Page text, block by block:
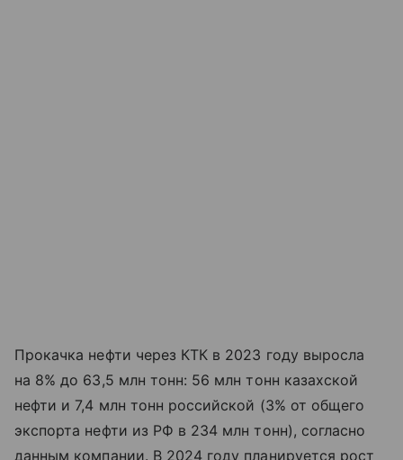
Прокачка нефти через КТК в 2023 году выросла
на 8% до 63,5 млн тонн: 56 млн тонн казахской
нефти и 7,4 млн тонн российской (3% от общего
экспорта нефти из РФ в 234 млн тонн), согласно
данным компании. В 2024 году планируется рост